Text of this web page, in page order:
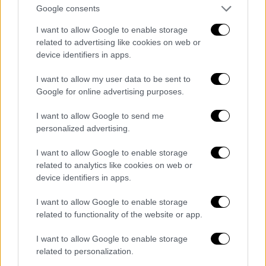
Google consents
I want to allow Google to enable storage
related to advertising like cookies on web or
device identifiers in apps.
I want to allow my user data to be sent to
Google for online advertising purposes.
I want to allow Google to send me
personalized advertising.
I want to allow Google to enable storage
related to analytics like cookies on web or
device identifiers in apps.
I want to allow Google to enable storage
related to functionality of the website or app.
I want to allow Google to enable storage
related to personalization.
γη και ουρανό ώστε να αποδοθούν
πραγματικές ευθύνες
«Από την πρώτη στιγμή, το μοναδικό κόμμα,
που κίνησε γη και ουρανό, ώστε να
αποδοθούν πραγματικές ευθύνες» για τα
Τέμπη«ήταν η Ελληνική Λύση» δήλωσε ο
πρόεδρος του κόμματος